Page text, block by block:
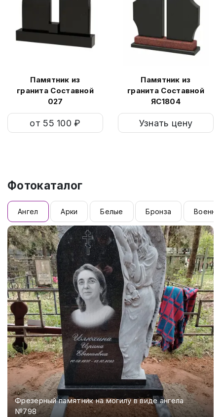
Памятник из
гранита Составной
027
от 55 100 ₽
Памятник из
гранита Составной
ЯС1804
Узнать цену
Фотокаталог
Ангел Арки Белые Бронза
Фрезерный памятник на могилу в виде ангела
№798